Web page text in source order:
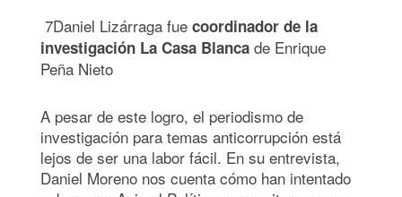
7Daniel Lizárraga fue coordinador de la
investigación La Casa Blanca de Enrique
Peña Nieto
A pesar de este logro, el periodismo de
investigación para temas anticorrupción está
lejos de ser una labor fácil. En su entrevista,
Daniel Moreno nos cuenta cómo han intentado